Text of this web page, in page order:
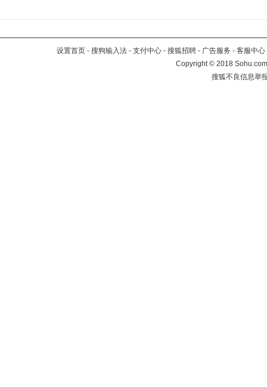
设置首页 - 搜狗输入法 - 支付中心 - 搜狐招聘 - 广告服务 - 客服中心
Copyright©2018
搜狐不良信息举